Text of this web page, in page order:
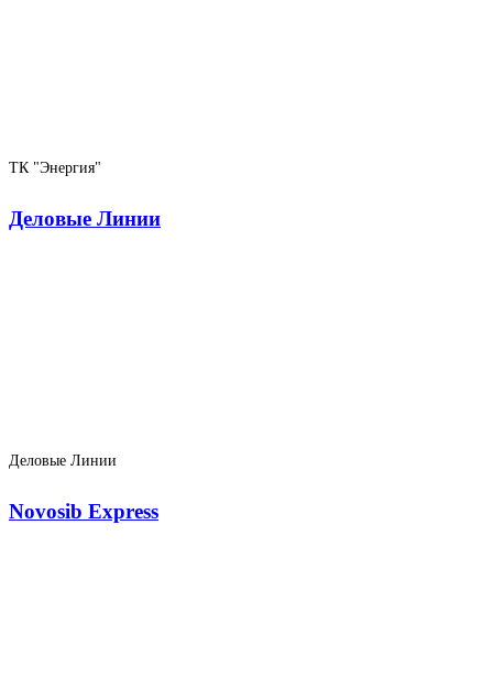
ТК "Энергия"
Деловые Линии
Деловые Линии
Novosib Express